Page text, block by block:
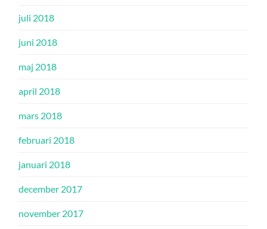
juli 2018
juni 2018
maj 2018
april 2018
mars 2018
februari 2018
januari 2018
december 2017
november 2017